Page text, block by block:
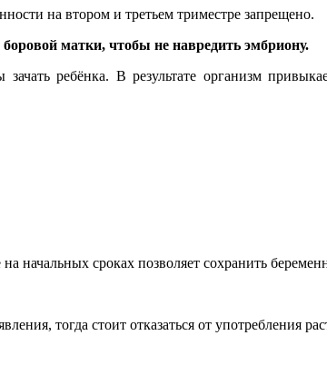
на втором и третьем триместре запрещено.
матки, чтобы не навредить эмбриону.
ребёнка. В результате организм
начальных сроках позволяет сохранить
тогда стоит отказаться от употребления